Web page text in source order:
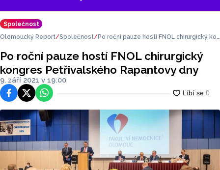
Společnost
Olomoucký Report Společnost
Po roční pauze hostí FNOL chirurgický kon
Po roční pauze hostí FNOL chirurgický
kongres Petřivalského Rapantovy dny
9. září 2021 v 19:00
FacebookPlatforma X
WhatsApp